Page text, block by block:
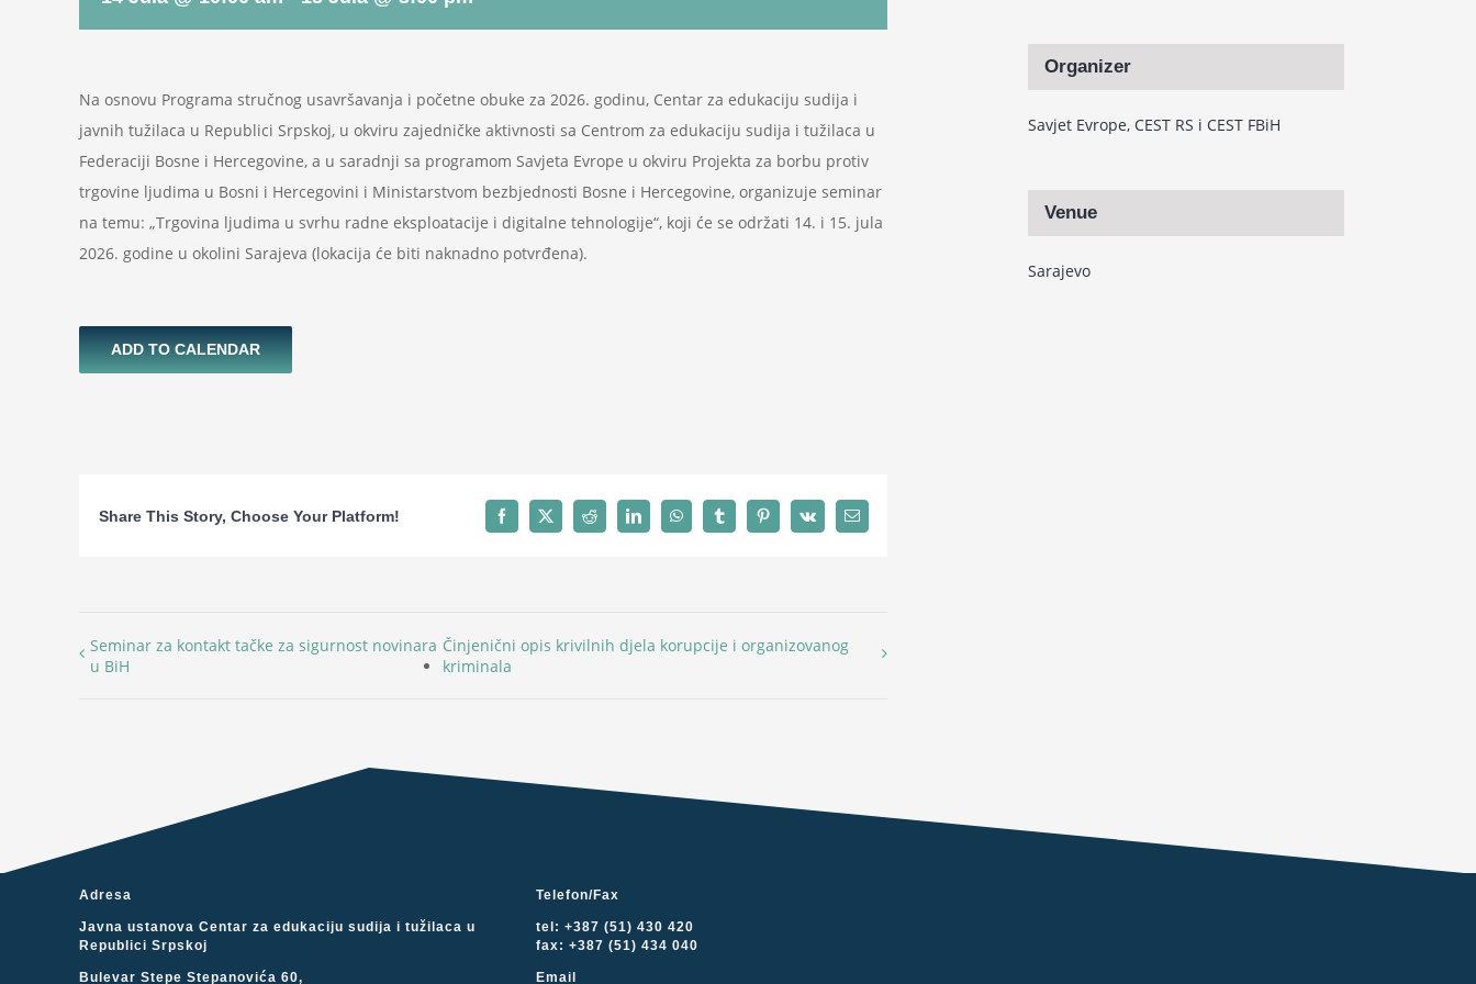
Na osnovu Programa stručnog usavršavanja i početne obuke za 2026. godinu, Centar za edukaciju sudija i
javnih tužilaca u Republici Srpskoj, u okviru zajedničke aktivnosti sa Centrom za edukaciju sudija i tužilaca u
Federaciji Bosne i Hercegovine, a u saradnji sa programom Savjeta Evrope u okviru Projekta za borbu protiv
trgovine ljudima u Bosni i Hercegovini i Ministarstvom bezbjednosti Bosne i Hercegovine, organizuje seminar
na temu: „Trgovina ljudima u svrhu radne eksploatacije i digitalne tehnologije“, koji će se održati 14. i 15. jula
2026. godine u okolini Sarajeva (lokacija će biti naknadno potvrđena).
ADD TO CALENDAR
Share This Story, Choose Your Platform! Facebook
X Reddit LinkedInWhatsAppTumblrPinterest
Vk Email
Seminar za kontakt tačke za sigurnost novinara
u BiH
Činjenični opis krivilnih djela korupcije i organizovanog
kriminala
Organizer
Savjet Evrope, CEST RS i CEST FBiH
Venue
Sarajevo
Adresa
Javna ustanova Centar za edukaciju sudija i tužilaca u
Republici Srpskoj
Bulevar Stepe Stepanovića 60,
Telefon/Fax
tel: +387 (51) 430 420
fax: +387 (51) 434 040
Email